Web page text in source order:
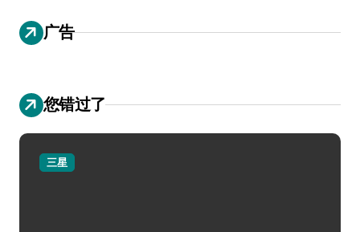
广告
您错过了
三星